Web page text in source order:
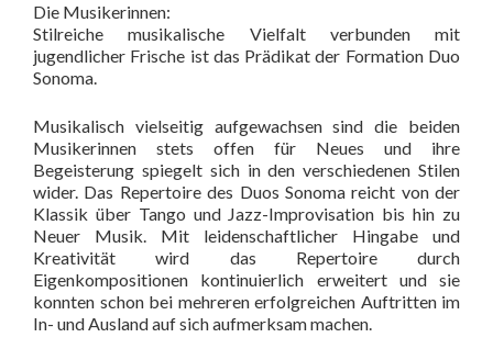
Die Musikerinnen:
Stilreiche musikalische Vielfalt verbunden mit
jugendlicher Frische ist das Prädikat der Formation Duo
Sonoma.
Musikalisch vielseitig aufgewachsen sind die beiden
Musikerinnen stets offen für Neues und ihre
Begeisterung spiegelt sich in den verschiedenen Stilen
wider. Das Repertoire des Duos Sonoma reicht von der
Klassik über Tango und Jazz-Improvisation bis hin zu
Neuer Musik. Mit leidenschaftlicher Hingabe und
Kreativität wird das Repertoire durch
Eigenkompositionen kontinuierlich erweitert und sie
konnten schon bei mehreren erfolgreichen Auftritten im
In- und Ausland auf sich aufmerksam machen.